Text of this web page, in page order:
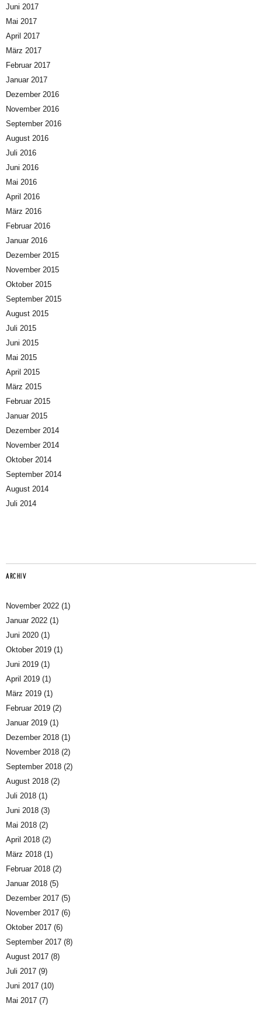
Juni 2017
Mai 2017
April 2017
März 2017
Februar 2017
Januar 2017
Dezember 2016
November 2016
September 2016
August 2016
Juli 2016
Juni 2016
Mai 2016
April 2016
März 2016
Februar 2016
Januar 2016
Dezember 2015
November 2015
Oktober 2015
September 2015
August 2015
Juli 2015
Juni 2015
Mai 2015
April 2015
März 2015
Februar 2015
Januar 2015
Dezember 2014
November 2014
Oktober 2014
September 2014
August 2014
Juli 2014
ARCHIV
November 2022 (1)
Januar 2022 (1)
Juni 2020 (1)
Oktober 2019 (1)
Juni 2019 (1)
April 2019 (1)
März 2019 (1)
Februar 2019 (2)
Januar 2019 (1)
Dezember 2018 (1)
November 2018 (2)
September 2018 (2)
August 2018 (2)
Juli 2018 (1)
Juni 2018 (3)
Mai 2018 (2)
April 2018 (2)
März 2018 (1)
Februar 2018 (2)
Januar 2018 (5)
Dezember 2017 (5)
November 2017 (6)
Oktober 2017 (6)
September 2017 (8)
August 2017 (8)
Juli 2017 (9)
Juni 2017 (10)
Mai 2017 (7)